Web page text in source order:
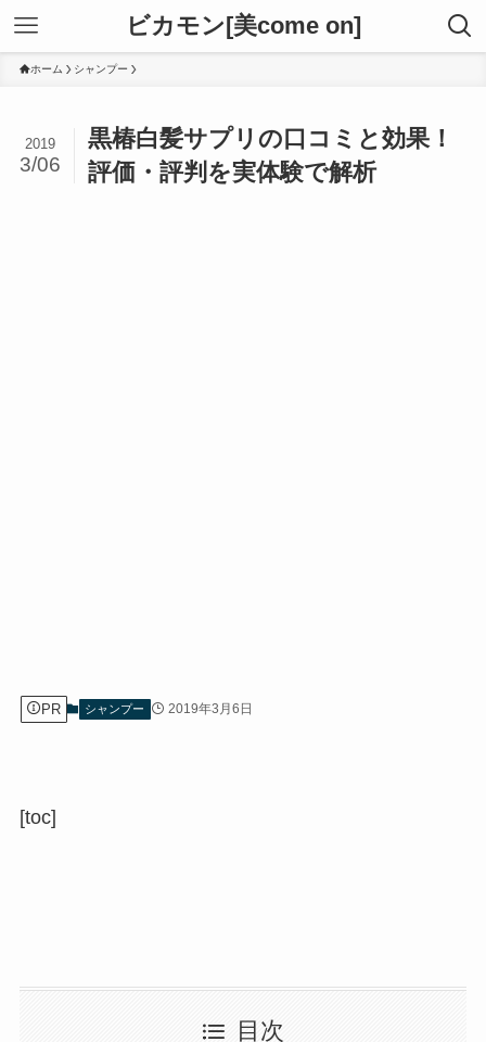
ビカモン[美come on]
ホーム シャンプー
黒椿白髪サプリの口コミと効果！
評価・評判を実体験で解析
2019
3/06
PR シャンプー 2019年3月6日
[toc]
目次